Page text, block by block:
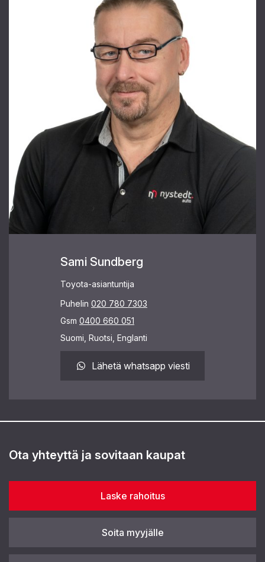
Sami Sundberg
Toyota-asiantuntija
Puhelin 020 780 7303
Gsm 0400 660 051
Suomi, Ruotsi, Englanti
Lähetä whatsapp viesti
Ota yhteyttä ja sovitaan kaupat
Laske rahoitus
Soita myyjälle